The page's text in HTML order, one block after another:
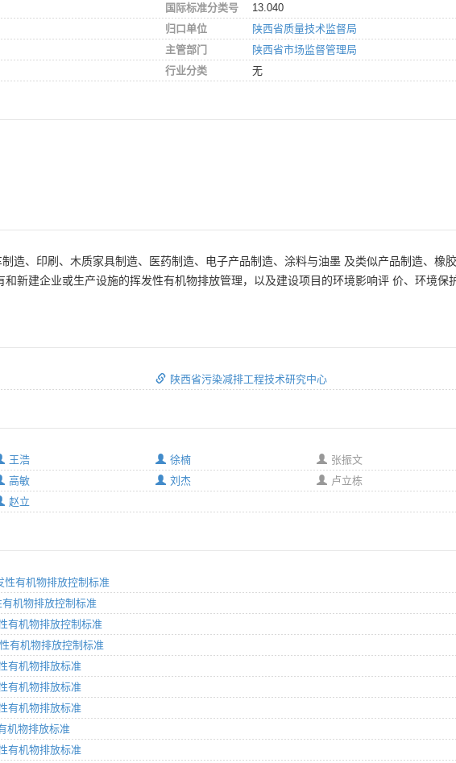
国际标准分类号
13.040
归口单位
陕西省质量技术监督局
主管部门
陕西省市场监督管理局
行业分类
无
造、印刷、木质家具制造、医药制造、电子产品制造、涂料与油墨 及类似产品制造、橡
和新建企业或生产设施的挥发性有机物排放管理，以及建设项目的环境影响评 价、环境
陕西省污染减排工程技术研究中心
王浩
高敏
赵立
徐楠
张振文
刘杰
卢立栋
有机物排放控制标准
机物排放控制标准
有机物排放控制标准
有机物排放控制标准
有机物排放标准
有机物排放标准
有机物排放标准
机物排放标准
有机物排放标准